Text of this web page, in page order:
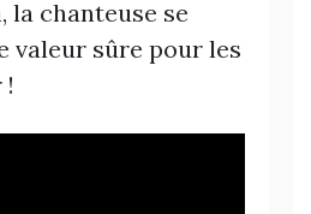
la chanteuse se
valeur sûre pour les
!